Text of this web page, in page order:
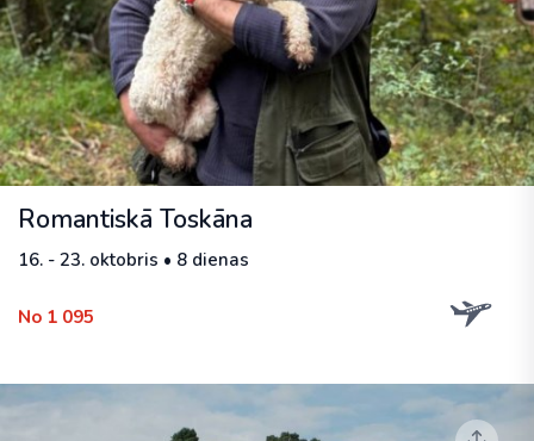
Romantiskā Toskāna
16. - 23. oktobris • 8 dienas
No 1 095